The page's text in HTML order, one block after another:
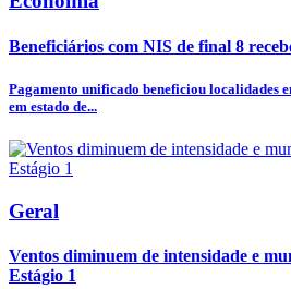
Beneficiários com NIS de final 8
Pagamento unificado beneficiou localidades
em estado de...
Geral
Ventos diminuem de intensidade e
Estágio 1